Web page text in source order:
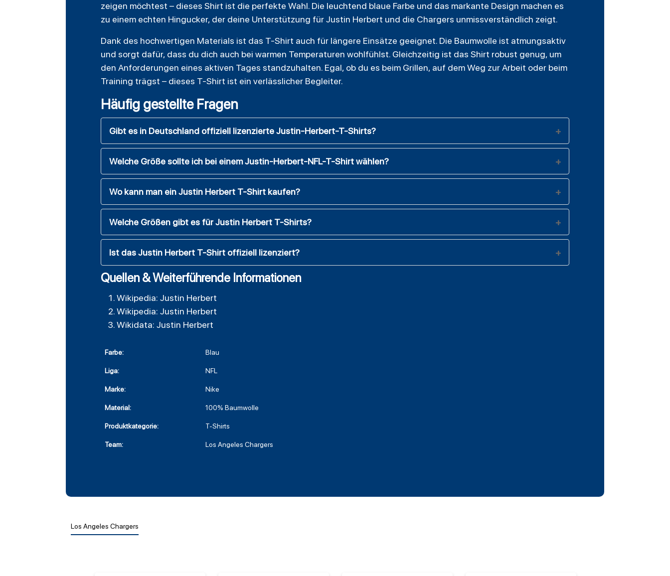
zeigen möchtest – dieses Shirt ist die perfekte Wahl. Die leuchtend blaue Farbe und das markante Design machen es
zu einem echten Hingucker, der deine Unterstützung für Justin Herbert und die Chargers unmissverständlich zeigt.
Dank des hochwertigen Materials ist das T-Shirt auch für längere Einsätze geeignet. Die Baumwolle ist atmungsaktiv
und sorgt dafür, dass du dich auch bei warmen Temperaturen wohlfühlst. Gleichzeitig ist das Shirt robust genug, um
den Anforderungen eines aktiven Tages standzuhalten. Egal, ob du es beim Grillen, auf dem Weg zur Arbeit oder beim
Training trägst – dieses T-Shirt ist ein verlässlicher Begleiter.
Häufig gestellte Fragen
Gibt es in Deutschland offiziell lizenzierte Justin-Herbert-T-Shirts?
Welche Größe sollte ich bei einem Justin-Herbert-NFL-T-Shirt wählen?
Wo kann man ein Justin Herbert T-Shirt kaufen?
Welche Größen gibt es für Justin Herbert T-Shirts?
Ist das Justin Herbert T-Shirt offiziell lizenziert?
Quellen & Weiterführende Informationen
Wikipedia: Justin Herbert
Wikipedia: Justin Herbert
Wikidata: Justin Herbert
Farbe: Blau
Liga: NFL
Marke: Nike
Material: 100% Baumwolle
Produktkategorie: T-Shirts
Team: Los Angeles Chargers
Los Angeles Chargers